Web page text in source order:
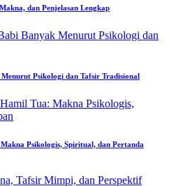
dan Penjelasan Lengkap
Psikologi dan Tafsir Tradisional
Psikologis, Spiritual, dan Pertanda